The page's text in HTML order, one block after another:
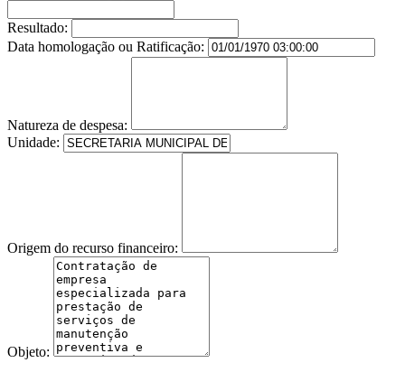
Resultado:
Data homologação ou Ratificação:
Natureza de despesa:
Unidade:
Origem do recurso financeiro:
Objeto: